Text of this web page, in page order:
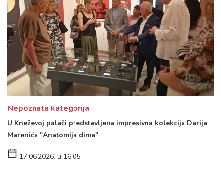
Nepoznata kategorija
U Kneževoj palači predstavljena impresivna kolekcija Darija
Marenića "Anatomija dima"
17.06.2026. u 16:05